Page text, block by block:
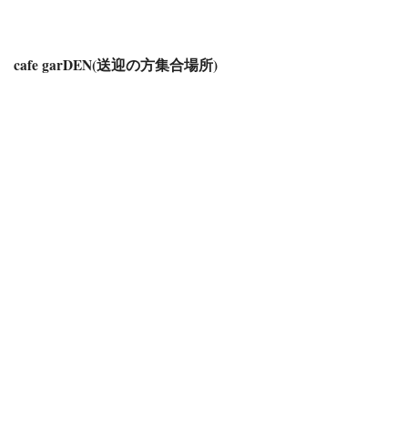
cafe garDEN(送迎の方集合場所)